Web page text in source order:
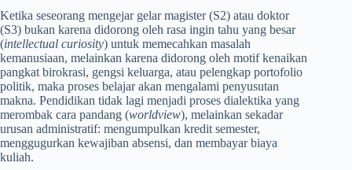
Ketika seseorang mengejar gelar magister (S2) atau doktor
(S3) bukan karena didorong oleh rasa ingin tahu yang besar
(intellectual curiosity) untuk memecahkan masalah
kemanusiaan, melainkan karena didorong oleh motif kenaikan
pangkat birokrasi, gengsi keluarga, atau pelengkap portofolio
politik, maka proses belajar akan mengalami penyusutan
makna. Pendidikan tidak lagi menjadi proses dialektika yang
merombak cara pandang (worldview), melainkan sekadar
urusan administratif: mengumpulkan kredit semester,
menggugurkan kewajiban absensi, dan membayar biaya
kuliah.